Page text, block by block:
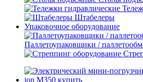
Штабелеры
Упаковочное оборудование
Паллетоупаковщики /